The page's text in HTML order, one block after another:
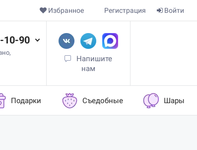
Войти
Регистрация
Избранное
10-90
Напишите
нам
Подарки Съедобные Шары